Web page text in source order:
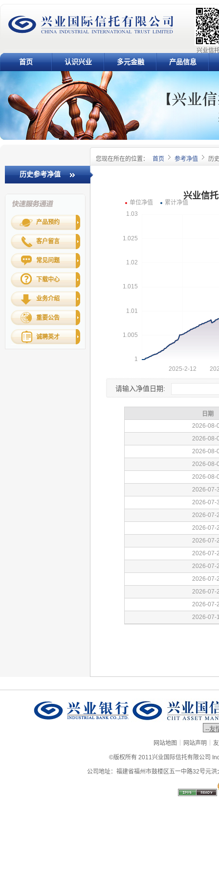
兴业信
首页 认识兴业 多元金融 产品信息
您现在所在的位置： 首页 参考净值 历
历史参考净值
产品预约
客户留言
常见问题
下载中心
业务介绍
重要公告
诚聘英才
请输入净值日期:
网站地图 | 网站声明 |
©版权所有 2011兴业国际信托有限公司
公司地址：福建省福州市鼓楼区五一中路32号元